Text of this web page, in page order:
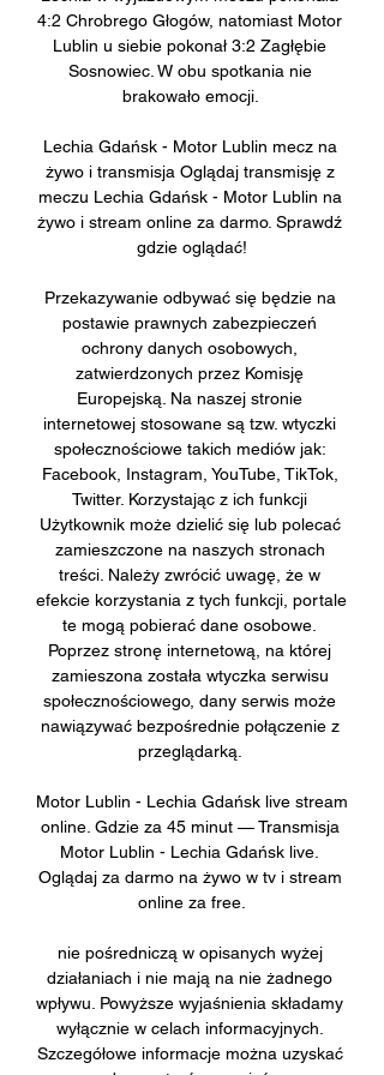
4:2 Chrobrego Głogów, natomiast Motor
Lublin u siebie pokonał 3:2 Zagłębie
Sosnowiec. W obu spotkania nie
brakowało emocji.
Lechia Gdańsk - Motor Lublin mecz na
żywo i transmisja Oglądaj transmisję z
meczu Lechia Gdańsk - Motor Lublin na
żywo i stream online za darmo. Sprawdź
gdzie oglądać!
Przekazywanie odbywać się będzie na
postawie prawnych zabezpieczeń
ochrony danych osobowych,
zatwierdzonych przez Komisję
Europejską. Na naszej stronie
internetowej stosowane są tzw. wtyczki
społecznościowe takich mediów jak:
Facebook, Instagram, YouTube, TikTok,
Twitter. Korzystając z ich funkcji
Użytkownik może dzielić się lub polecać
zamieszczone na naszych stronach
treści. Należy zwrócić uwagę, że w
efekcie korzystania z tych funkcji, portale
te mogą pobierać dane osobowe.
Poprzez stronę internetową, na której
zamieszona została wtyczka serwisu
społecznościowego, dany serwis może
nawiązywać bezpośrednie połączenie z
przeglądarką.
Motor Lublin - Lechia Gdańsk live stream
online. Gdzie za 45 minut — Transmisja
Motor Lublin - Lechia Gdańsk live.
Oglądaj za darmo na żywo w tv i stream
online za free.
nie pośredniczą w opisanych wyżej
działaniach i nie mają na nie żadnego
wpływu. Powyższe wyjaśnienia składamy
wyłącznie w celach informacyjnych.
Szczegółowe informacje można uzyskać